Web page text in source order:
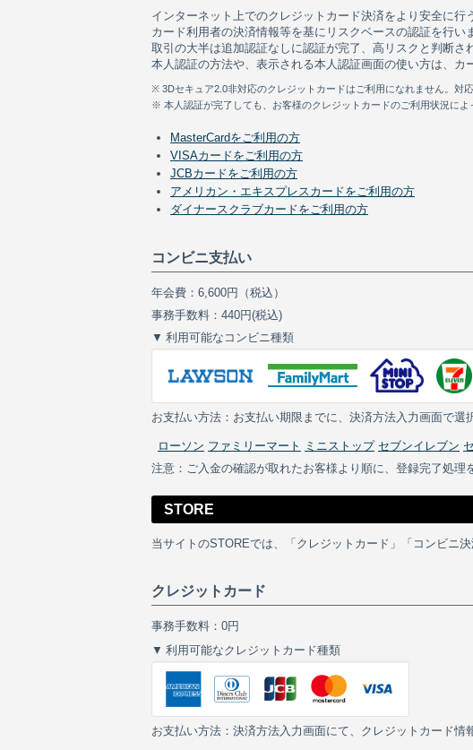
インターネット上でのクレジットカード決済をより安全に行
カード利用者の決済情報等を基にリスクベースの認証を行い
取引の大半は追加認証なしに認証が完了、高リスクと判断さ
本人認証の方法や、表示される本人認証画面の使い方は、カ
※ 3Dセキュア2.0非対応のクレジットカードはご利用になれません。対
※ 本人認証が完了しても、お客様のクレジットカードのご利用状況によ
MasterCardをご利用の方
VISAカードをご利用の方
JCBカードをご利用の方
アメリカン・エキスプレスカードをご利用の方
ダイナースクラブカードをご利用の方
コンビニ支払い
年会費：6,600円（税込）
事務手数料：440円(税込)
利用可能なコンビニ種類
お支払い方法：お支払い期限までに、決済方法入力画面で選
ローソン ファミリーマート ミニストップ セブンイレブン
注意：ご入金の確認が取れたお客様より順に、登録完了処理
STORE
当サイトのSTOREでは、「クレジットカード」「コンビニ
クレジットカード
事務手数料：0円
利用可能なクレジットカード種類
お支払い方法：決済方法入力画面にて、クレジットカード情